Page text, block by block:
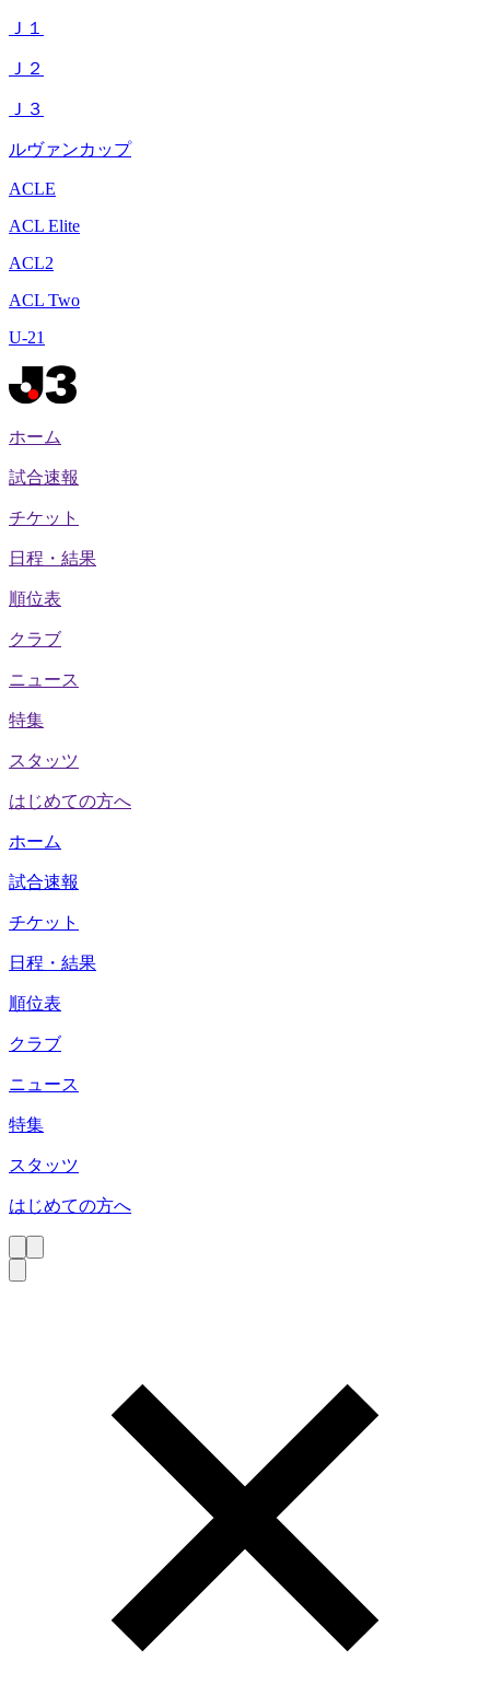
Ｊ１
Ｊ２
Ｊ３
ルヴァンカップ
ACLE
ACL Elite
ACL2
ACL Two
U-21
ホーム
試合速報
チケット
日程・結果
順位表
クラブ
ニュース
特集
スタッツ
はじめての方へ
ホーム
試合速報
チケット
日程・結果
順位表
クラブ
ニュース
特集
スタッツ
はじめての方へ